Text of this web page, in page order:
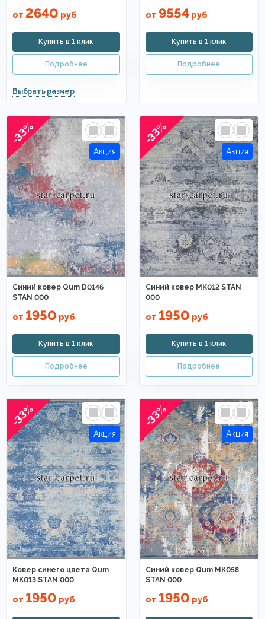
от 2640 руб от 9554руб
-33%
Синий ковер Qum D0146
STAN 000
от 1950 руб
-33%
Синий ковер MK012 STAN
000
от 1950 руб
-33%
Ковер синего цвета Qum
MK013 STAN 000
от 1950 руб
-33%
Синий ковер Qum MK058
STAN 000
от 1950 руб